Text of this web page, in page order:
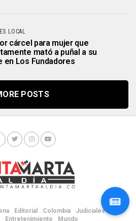
LOCAL
cárcel para mujer que
mató a puñal a su
en Los Fundadores
POSTS
Editorial Colombia
Judiciales
Entretenimiento Mundo